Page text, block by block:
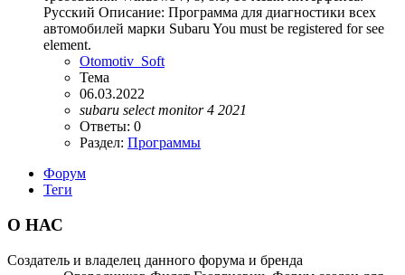
Русский Описание: Программа для диагностики всех
автомобилей марки Subaru You must be registered for see
element.
Otomotiv_Soft
Тема
06.03.2022
subaru select monitor 4 2021
Ответы: 0
Раздел: Программы
Форум
Теги
О НАС
Создатель и владелец данного форума и бренда